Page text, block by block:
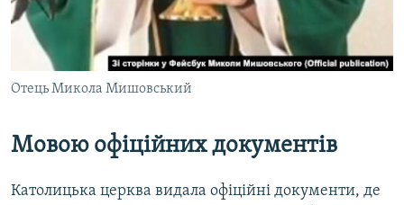
Отець Микола Мишовський
Мовою офіційних документів
Католицька церква видала офіційні документи, де